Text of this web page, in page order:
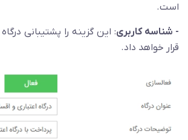
است.
- شناسه کاربری: این گزینه را پشتیبانی
قرار خواهد داد.